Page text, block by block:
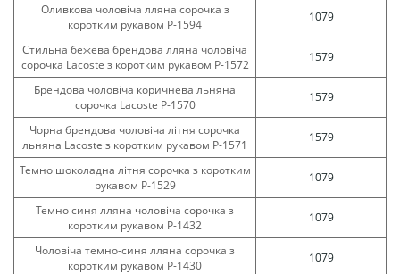
Оливкова чоловіча лляна сорочка з
коротким рукавом Р-1594
1079
Стильна бежева брендова лляна чоловіча
сорочка Lacoste з коротким рукавом Р-1572
1579
Брендова чоловіча коричнева льняна
сорочка Lacoste Р-1570
1579
Чорна брендова чоловіча літня сорочка
льняна Lacoste з коротким рукавом Р-1571
1579
Темно шоколадна літня сорочка з коротким
рукавом Р-1529
1079
Темно синя лляна чоловіча сорочка з
коротким рукавом Р-1432
1079
Чоловіча темно-синя лляна сорочка з
коротким рукавом Р-1430
1079